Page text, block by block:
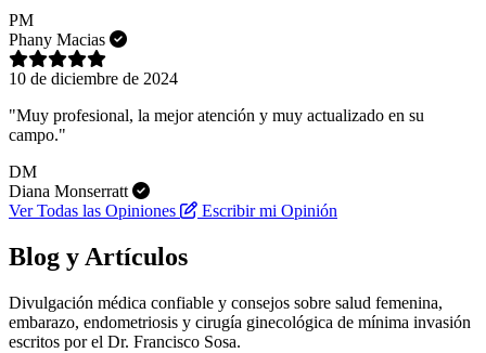
PM
Phany Macias
10 de diciembre de 2024
"Muy profesional, la mejor atención y muy actualizado en su
campo."
DM
Diana Monserratt
Ver Todas las Opiniones
Escribir mi Opinión
Blog y Artículos
Divulgación médica confiable y consejos sobre salud femenina,
embarazo, endometriosis y cirugía ginecológica de mínima invasión
escritos por el Dr. Francisco Sosa.